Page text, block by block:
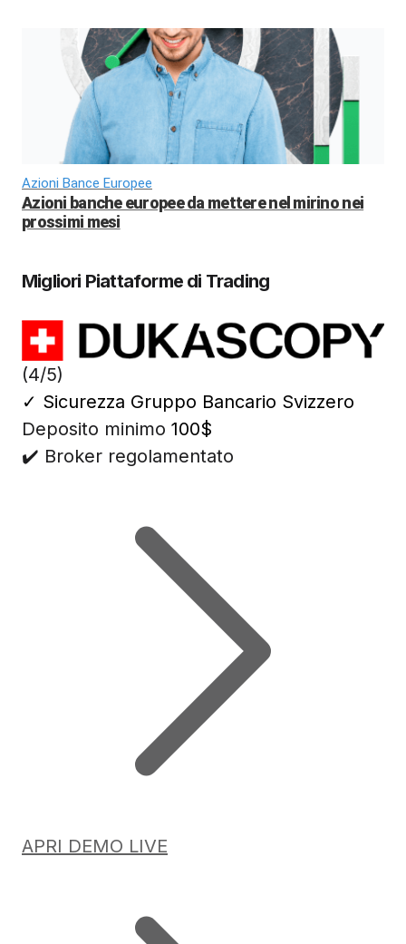
Azioni Bance Europee
Azioni banche europee da mettere nel mirino nei
prossimi mesi
Migliori Piattaforme di Trading
(4/5)
✓ Sicurezza Gruppo Bancario Svizzero
Deposito minimo 100$
✔️ Broker regolamentato
APRI DEMO LIVE